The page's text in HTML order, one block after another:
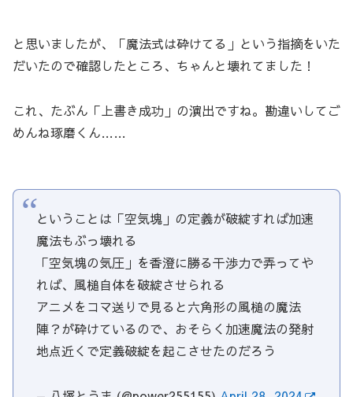
と思いましたが、「魔法式は砕けてる」という指摘をいた
だいたので確認したところ、ちゃんと壊れてました！
これ、たぶん「上書き成功」の演出ですね。勘違いしてご
めんね琢磨くん……
ということは「空気塊」の定義が破綻すれば加速
魔法もぶっ壊れる
「空気塊の気圧」を香澄に勝る干渉力で弄ってや
れば、風槌自体を破綻させられる
アニメをコマ送りで見ると六角形の風槌の魔法
陣？が砕けているので、おそらく加速魔法の発射
地点近くで定義破綻を起こさせたのだろう